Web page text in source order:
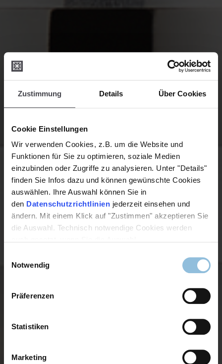
Zustimmung Details Über Cookies
Cookie Einstellungen
Wir verwenden Cookies, z.B. um die Website und
Funktionen für Sie zu optimieren, soziale Medien
einzubinden oder Zugriffe zu analysieren. Unter "Details"
finden Sie Infos dazu und können gewünschte Cookies
auswählen. Ihre Auswahl können Sie in
den Datenschutzrichtlinien jederzeit einsehen und
ändern. Mit einem Klick auf "Zustimmen" akzeptieren Sie
die Auswahl. Technisch notwendige Cookies werden
Notwendig
Präferenzen
Statistiken
Marketing